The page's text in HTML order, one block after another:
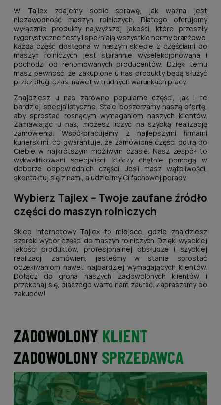
W Tajlex zdajemy sobie sprawę, jak ważna jest
niezawodność maszyn rolniczych. Dlatego oferujemy
wyłącznie produkty najwyższej jakości, które przeszły
rygorystyczne testy i spełniają wszystkie normy branżowe.
Każda część dostępna w naszym sklepie z częściami do
maszyn rolniczych jest starannie wyselekcjonowana i
pochodzi od renomowanych producentów. Dzięki temu
masz pewność, że zakupione u nas produkty będą służyć
przez długi czas, nawet w trudnych warunkach pracy.
Znajdziesz u nas zarówno popularne części, jak i te
bardziej specjalistyczne. Stale poszerzamy naszą ofertę,
aby sprostać rosnącym wymaganiom naszych klientów.
Zamawiając u nas, możesz liczyć na szybką realizację
zamówienia. Współpracujemy z najlepszymi firmami
kurierskimi, co gwarantuje, że zamówione części dotrą do
Ciebie w najkrótszym możliwym czasie. Nasz zespół to
wykwalifikowani specjaliści, którzy chętnie pomogą w
doborze odpowiednich części. Jeśli masz wątpliwości,
skontaktuj się z nami, a udzielimy Ci fachowej porady.
Wybierz Tajlex – Twoje zaufane źródło
części do maszyn rolniczych
Sklep internetowy Tajlex to miejsce, gdzie znajdziesz
szeroki wybór części do maszyn rolniczych. Dzięki wysokiej
jakości produktów, profesjonalnej obsłudze i szybkiej
realizacji zamówień, jesteśmy w stanie sprostać
oczekiwaniom nawet najbardziej wymagających klientów.
Dołącz do grona naszych zadowolonych klientów i
przekonaj się, dlaczego warto nam zaufać. Zapraszamy do
zakupów!
ZADOWOLONY KLIENT
ZADOWOLONY SPRZEDAWCA